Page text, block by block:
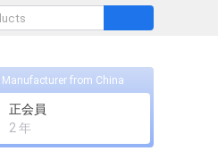
Manufacturer from China
正会員
2 年